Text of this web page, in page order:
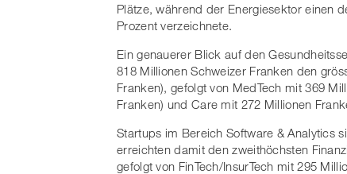
Plätze, während der Energiesektor einen
Prozent verzeichnete.
Ein genauerer Blick auf den
818 Millionen Schweizer Franken den
Franken), gefolgt von MedTech mit 369
Franken) und Care mit 272 Millionen
Startups im Bereich Software & Analytics
erreichten damit den zweithöchsten
gefolgt von FinTech/InsurTech mit 295